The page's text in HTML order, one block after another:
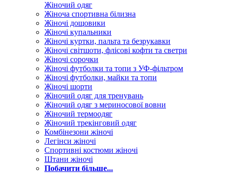
Жіночий одяг
Жіноча спортивна білизна
Жіночі дощовики
Жіночі купальники
Жіночі куртки, пальта та безрукавки
Жіночі світшоти, флісові кофти та светри
Жіночі сорочки
Жіночі футболки та топи з УФ-фільтром
Жіночі футболки, майки та топи
Жіночі шорти
Жіночий одяг для тренувань
Жіночий одяг з мериносової вовни
Жіночий термоодяг
Жіночий трекінговий одяг
Комбінезони жіночі
Легінси жіночі
Спортивні костюми жіночі
Штани жіночі
Побачити більше...